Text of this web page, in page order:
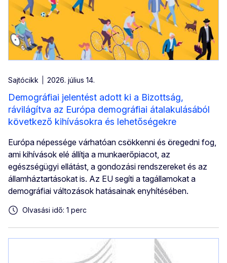
Sajtócikk 2026. július 14.
Demográfiai jelentést adott ki a Bizottság,
rávilágítva az Európa demográfiai átalakulásából
következő kihívásokra és lehetőségekre
Európa népessége várhatóan csökkenni és öregedni fog,
ami kihívások elé állítja a munkaerőpiacot, az
egészségügyi ellátást, a gondozási rendszereket és az
államháztartásokat is. Az EU segíti a tagállamokat a
demográfiai változások hatásainak enyhítésében.
Olvasási idő: 1 perc